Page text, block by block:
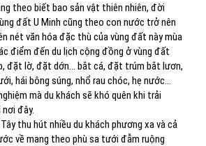
theo biết bao sản vật thiên nhiên, đời
đất U Minh cũng theo con nước trở nên
nét văn hóa đặc thù của vùng đất này mùa
điểm đến du lịch cộng đồng ở vùng đất
đặt lờ, đặt dớn... bắt cá, đặt trúm bắt lươn,
hái bông súng, nhổ rau chóc, hẹ nước…
mà du khách sẽ khó quên khi trải
đây.
thu hút nhiều du khách phương xa và cả
về mang theo phù sa tưới đẫm ruộng